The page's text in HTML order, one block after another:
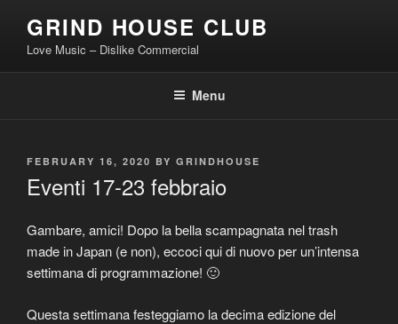
content
GRIND HOUSE CLUB
Love Music – Dislike Commercial
Menu
POSTED
FEBRUARY 16, 2020 BY GRINDHOUSE
Eventi 17-23 febbraio
Gambare, amici! Dopo la bella scampagnata nel trash
made in Japan (e non), eccoci qui di nuovo per un’intensa
settimana di programmazione! 🙂
Questa settimana festeggiamo la decima edizione del